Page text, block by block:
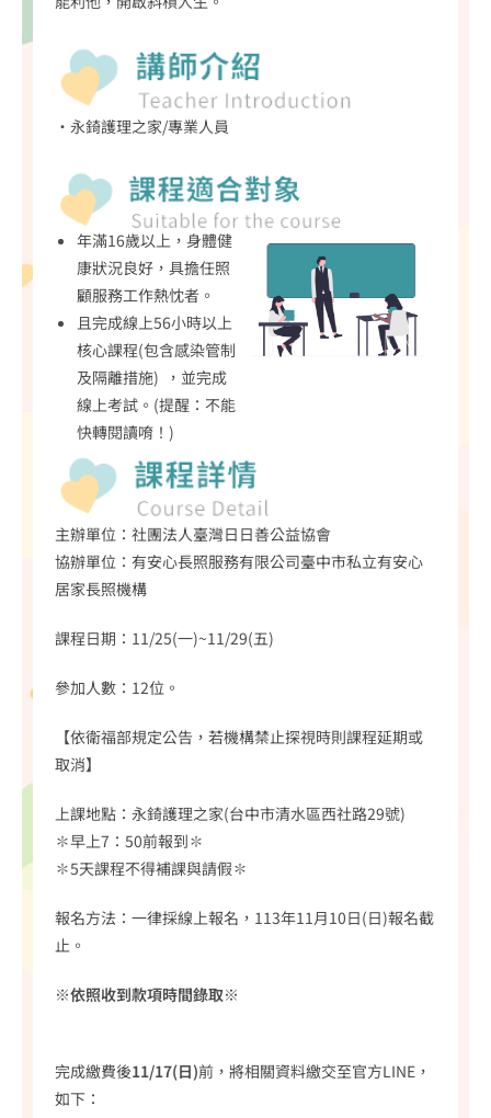
•永錡護理之家/專業人員
年滿16歲以上，身體健
康狀況良好，具擔任照
顧服務工作熱忱者。
且完成線上56小時以上
核心課程(包含感染管制
及隔離措施) ，並完成
線上考試。(提醒：不能
快轉閱讀唷！)
主辦單位：社團法人臺灣日日善公益協會
協辦單位：有安心長照服務有限公司臺中市私立有安心
居家長照機構
課程日期：11/25(一)~11/29(五)
參加人數：12位。
【依衛福部規定公告，若機構禁止探視時則課程延期或
取消】
上課地點：永錡護理之家(台中市清水區西社路29號)
✽早上7：50前報到✽
✽5天課程不得補課與請假✽
報名方法：一律採線上報名，113年11月10日(日)報名截
止。
※依照收到款項時間錄取※
完成繳費後11/17(日)前，將相關資料繳交至官方LINE，
如下：